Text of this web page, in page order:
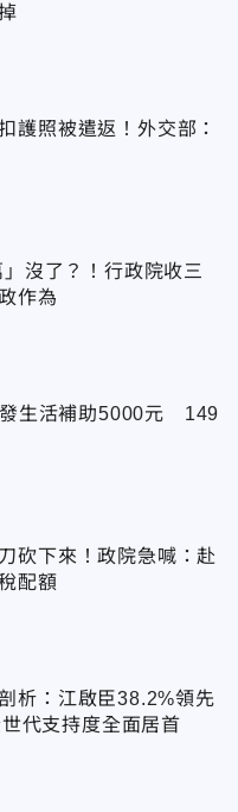
護照被遣返！外交部：
」沒了？！行政院收三
作為
生活補助5000元 149
砍下來！政院急喊：赴
配額
析：江啟臣38.2%領先
代支持度全面居首